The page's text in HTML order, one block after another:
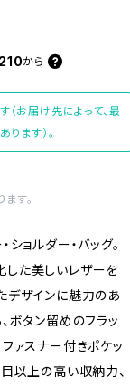
から
お届け先によって、最
ます）。
す。
ョルダー・バッグ。
た美しいレザーを
デザインに魅力のあ
ボタン留めのフラッ
ァスナー付きポケッ
以上の高い収納力、